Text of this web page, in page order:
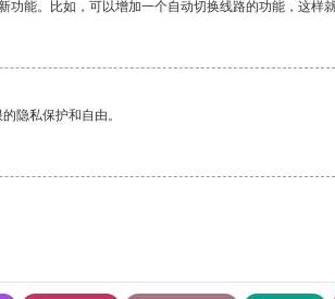
能。比如，可以增加一个自动切换线路的功能，这样
隐私保护和自由。